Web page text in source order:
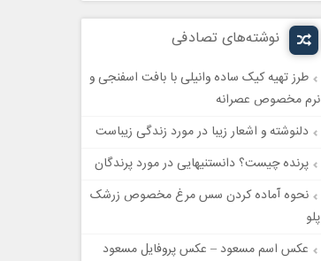
نوشته‌های تصادفی
طرز تهیه کیک ساده وانیلی با بافت اسفنجی و
نرم مخصوص عصرانه
دلنوشته و اشعار زیبا در مورد زندگی زیباست
پرنده چیست؟ دانستنیهایی در مورد پرندگان
نحوه آماده کردن سس مرغ مخصوص زرشک
پلو
عکس اسم مسعود – عکس پروفایل مسعود